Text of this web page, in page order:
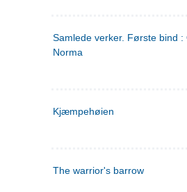
Samlede verker. Første bind :
Norma
Kjæmpehøien
The warrior's barrow